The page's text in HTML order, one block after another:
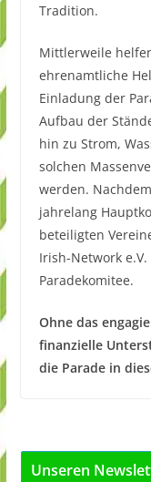
Tradition. ​
Mittlerweile
ehrenamtliche
Einladung der
Aufbau der
hin zu Strom,
solchen
werden.
jahrelang
beteiligten
Irish-Network
Paradekomitee.
Ohne das
finanzielle
die Parade in
Unseren